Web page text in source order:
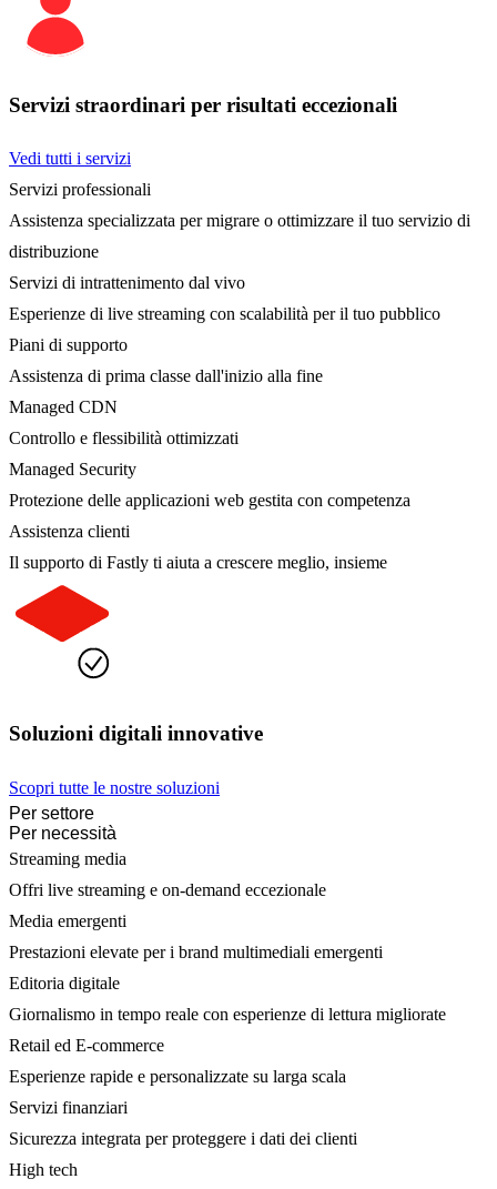
Servizi straordinari per risultati eccezionali
Vedi tutti i servizi
Servizi professionali
Assistenza specializzata per migrare o ottimizzare il tuo servizio di
distribuzione
Servizi di intrattenimento dal vivo
Esperienze di live streaming con scalabilità per il tuo pubblico
Piani di supporto
Assistenza di prima classe dall'inizio alla fine
Managed CDN
Controllo e flessibilità ottimizzati
Managed Security
Protezione delle applicazioni web gestita con competenza
Assistenza clienti
Il supporto di Fastly ti aiuta a crescere meglio, insieme
Soluzioni digitali innovative
Scopri tutte le nostre soluzioni
Per settore
Per necessità
Streaming media
Offri live streaming e on-demand eccezionale
Media emergenti
Prestazioni elevate per i brand multimediali emergenti
Editoria digitale
Giornalismo in tempo reale con esperienze di lettura migliorate
Retail ed E-commerce
Esperienze rapide e personalizzate su larga scala
Servizi finanziari
Sicurezza integrata per proteggere i dati dei clienti
High tech